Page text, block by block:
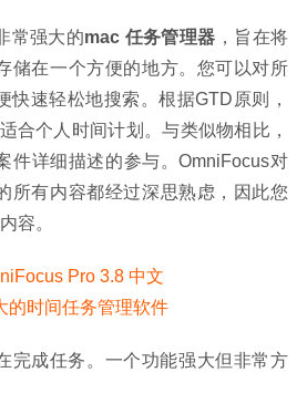
常强大的mac 任务管理器 ，旨在将
储在一个方便的地方。您可以对所
快速轻松地搜索。根据GTD原则，
合个人时间计划。与类似物相比，
件详细描述的参与。OmniFocus对
所有内容都经过深思熟虑，因此您
容。
完成任务。一个功能强大但非常方